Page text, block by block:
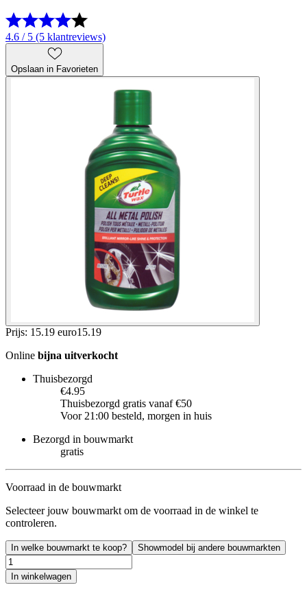
4.6 / 5 (5 klantreviews)
Opslaan in Favorieten
Prijs: 15.19 euro15.19
Online bijna uitverkocht
Thuisbezorgd
€4.95
Thuisbezorgd gratis vanaf €50
Voor 21:00 besteld, morgen in huis
Bezorgd in bouwmarkt
gratis
Voorraad in de bouwmarkt
Selecteer jouw bouwmarkt om de voorraad in de winkel te
controleren.
In welke bouwmarkt te koop? Showmodel bij andere bouwmarkten
In winkelwagen